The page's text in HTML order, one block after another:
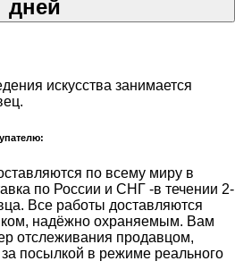
дней
искусства занимается
по всему миру в
по России и СНГ -в течении 2-
Все работы доставляются
надёжно охраняемым. Вам
отслеживания продавцом,
посылкой в режиме реального